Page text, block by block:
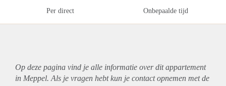
Per direct Onbepaalde tijd
Op deze pagina vind je alle informatie over ditappartement
in Meppel. Als je vragen hebt kun je contact opnemen met de